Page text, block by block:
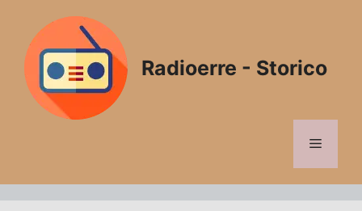
contenuto
Radioerre - Storico
Menu